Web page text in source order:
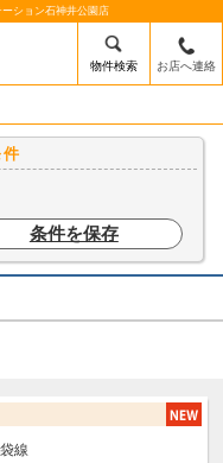
ション石神井公園店
物件検索 お店へ連絡
条件を保存
線